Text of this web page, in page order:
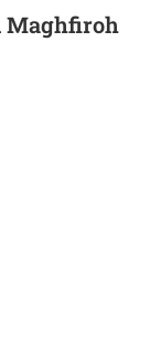
Maghfiroh